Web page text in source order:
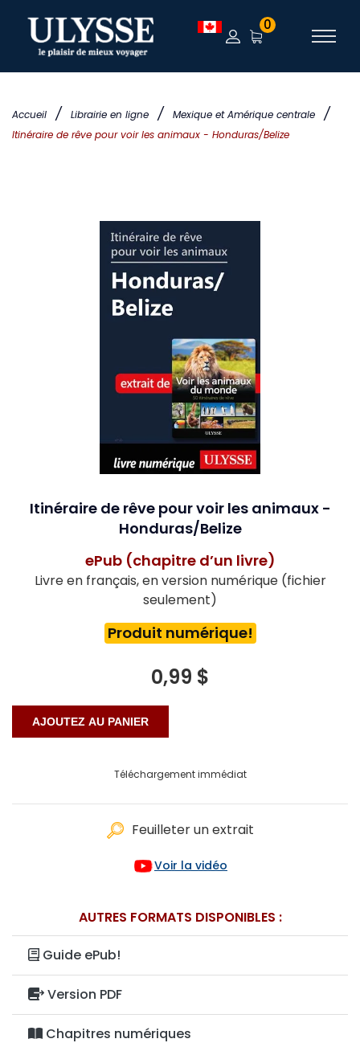
Accueil / Librairie en ligne / Mexique et Amérique centrale /
Itinéraire de rêve pour voir les animaux - Honduras/Belize
0
Itinéraire de rêve pour voir les animaux -
Honduras/Belize
ePub (chapitre d’un livre)
Livre en français, en version numérique (fichier
seulement)
Produit numérique!
0,99 $
Téléchargement immédiat
Feuilleter un extrait
Voir la vidéo
AUTRES FORMATS DISPONIBLES :
Guide ePub!
Version PDF
Chapitres numériques